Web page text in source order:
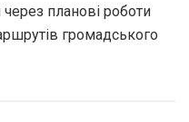
планові роботи
громадського